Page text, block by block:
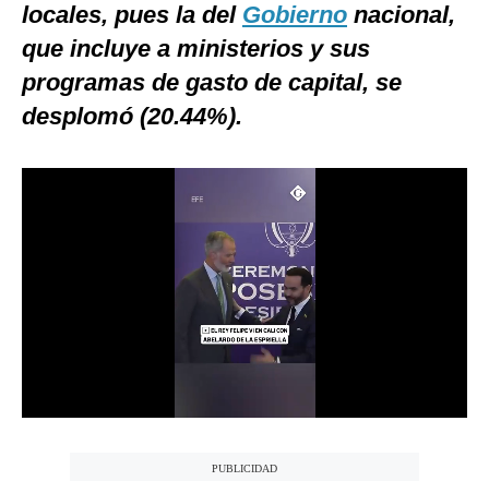
Fotogalerías
gestion.pe
Preguntas
locales, pues la del Gobierno nacional,
que incluye a ministerios y sus
programas de gasto de capital, se
desplomó (20.44%).